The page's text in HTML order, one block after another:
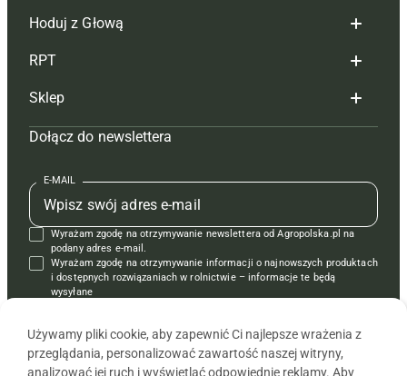
Redakcja
Reklama
Tagi
Mapa serwisu
Kontakt
Regulamin
Polityka prywatności
Hoduj z Głową
Hoduj z głową bydło
Hoduj z głową świnie
Prenumerata
Redakcja
Kontakt
Reklama
RPT
Redakcja
Prenumerata
Reklama
Kontakt
Krzyżówki
Sklep
Czasopisma i prenumerata
Książki
Regulamin
Dołącz do newslettera
E-MAIL
Wyrażam zgodę na otrzymywanie newslettera od Agropolska.pl na
podany adres e-mail.
Wyrażam zgodę na otrzymywanie informacji o najnowszych produktach
i dostępnych rozwiązaniach w rolnictwie – informacje te będą
wysyłane
Używamy pliki cookie, aby zapewnić Ci najlepsze wrażenia z
przeglądania, personalizować zawartość naszej witryny,
analizować jej ruch i wyświetlać odpowiednie reklamy. Aby